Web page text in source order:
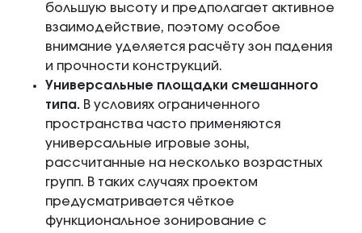
большую высоту и предполагает активное
взаимодействие, поэтому особое
внимание уделяется расчёту зон падения
и прочности конструкций.
Универсальные площадки смешанного
типа. В условиях ограниченного
пространства часто применяются
универсальные игровые зоны,
рассчитанные на несколько возрастных
групп. В таких случаях проектом
предусматривается чёткое
функциональное зонирование с